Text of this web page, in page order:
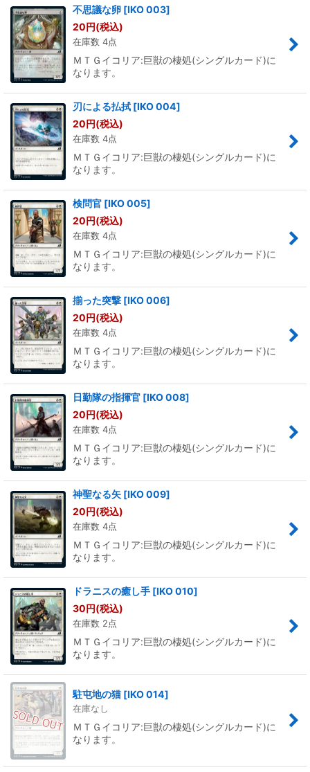
不思議な卵 [IKO 003]
20円(税込)
在庫数 4点
ＭＴＧイコリア:巨獣の棲処(シングルカード)に
なります。
刃による払拭 [IKO 004]
20円(税込)
在庫数 4点
ＭＴＧイコリア:巨獣の棲処(シングルカード)に
なります。
検問官 [IKO 005]
20円(税込)
在庫数 4点
ＭＴＧイコリア:巨獣の棲処(シングルカード)に
なります。
揃った突撃 [IKO 006]
20円(税込)
在庫数 4点
ＭＴＧイコリア:巨獣の棲処(シングルカード)に
なります。
日勤隊の指揮官 [IKO 008]
20円(税込)
在庫数 4点
ＭＴＧイコリア:巨獣の棲処(シングルカード)に
なります。
神聖なる矢 [IKO 009]
20円(税込)
在庫数 4点
ＭＴＧイコリア:巨獣の棲処(シングルカード)に
なります。
ドラニスの癒し手 [IKO 010]
30円(税込)
在庫数 2点
ＭＴＧイコリア:巨獣の棲処(シングルカード)に
なります。
駐屯地の猫 [IKO 014]
在庫なし
ＭＴＧイコリア:巨獣の棲処(シングルカード)に
なります。